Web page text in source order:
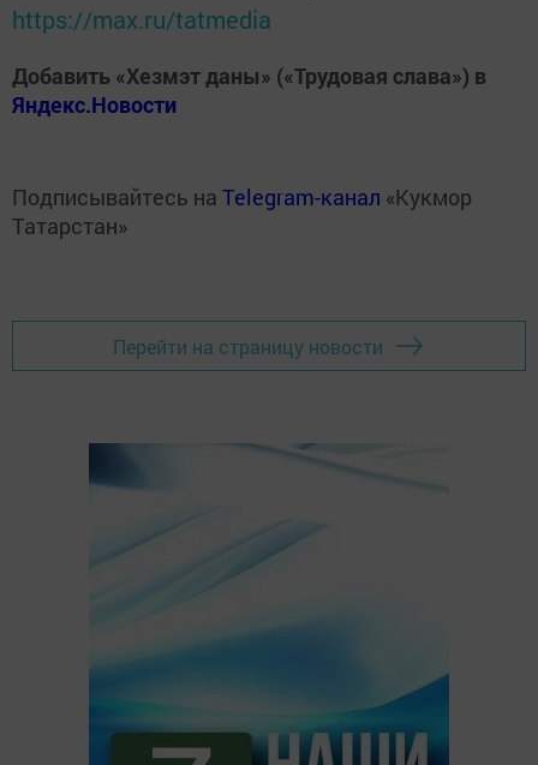
https://max.ru/tatmedia
Добавить «Хезмэт даны» («Трудовая слава») в
Яндекс.Новости
Подписывайтесь на Telegram-канал «Кукмор
Татарстан»
Перейти на страницу новости